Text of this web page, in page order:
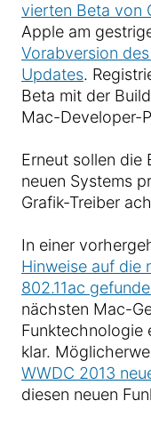
vierten Beta von
Apple am
Vorabversion
Updates.
Beta mit der
Mac-Developer-
Erneut sollen die
neuen Systems
Grafik-Treiber
In einer
Hinweise auf die
802.11ac
nächsten Mac-
Funktechnologie
klar.
WWDC 2013
diesen neuen